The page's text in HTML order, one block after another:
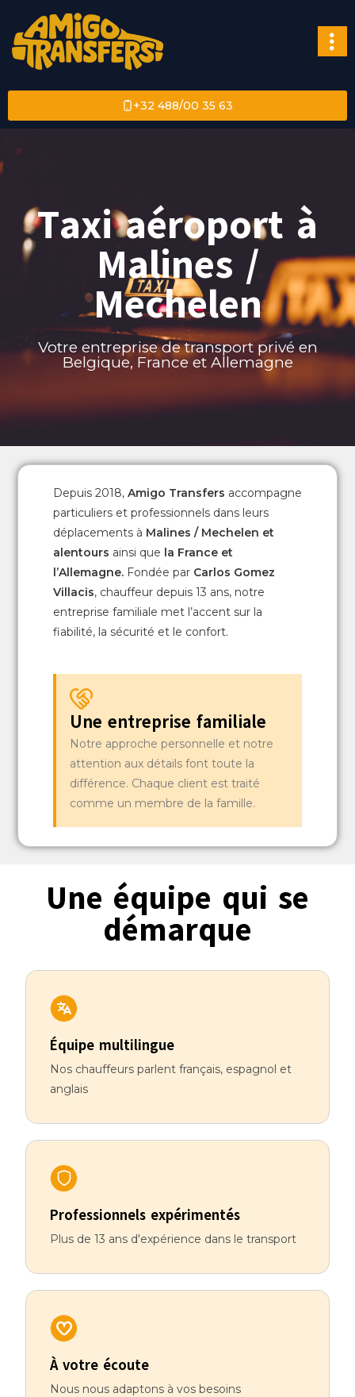
+32 488/00 35 63
Taxi aéroport à
Malines /
Mechelen
Votre entreprise de transport privé en
Belgique, France et Allemagne
Depuis 2018, Amigo Transfers accompagne
particuliers et professionnels dans leurs
déplacements à Malines / Mechelen et
alentours ainsi que la France et
l’Allemagne. Fondée par Carlos Gomez
Villacis, chauffeur depuis 13 ans, notre
entreprise familiale met l’accent sur la
fiabilité, la sécurité et le confort.
Une entreprise familiale
Notre approche personnelle et notre
attention aux détails font toute la
différence. Chaque client est traité
comme un membre de la famille.
Une équipe qui se
démarque
Équipe multilingue
Nos chauffeurs parlent français, espagnol et
anglais
Professionnels expérimentés
Plus de 13 ans d'expérience dans le transport
À votre écoute
Nous nous adaptons à vos besoins